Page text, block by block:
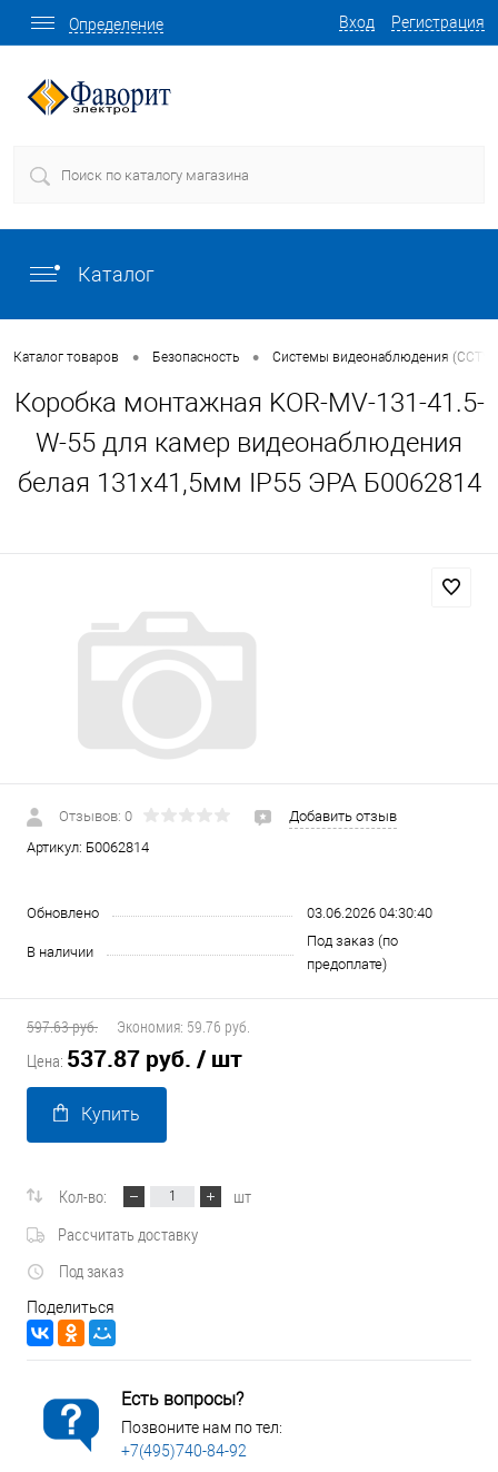
Вход Регистрация
Определение
Каталог
Каталог товаров • Безопасность • Системы видеонаблюдения (CCTV)
Коробка монтажная KOR-MV-131-41.5-
W-55 для камер видеонаблюдения
белая 131х41,5мм IP55 ЭРА Б0062814
Отзывов: 0
Добавить отзыв
Артикул: Б0062814
Обновлено 03.06.2026 04:30:40
В наличии
Под заказ (по
предоплате)
597.63 руб. Экономия: 59.76 руб.
Цена: 537.87 руб. / шт
Купить
Кол-во:
шт
Рассчитать доставку
Под заказ
Поделиться
Есть вопросы?
Позвоните нам по тел:
+7(495)740-84-92